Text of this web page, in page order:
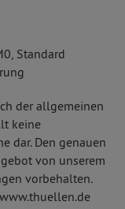
Standard
der allgemeinen
keine
dar. Den genauen
von unserem
vorbehalten.